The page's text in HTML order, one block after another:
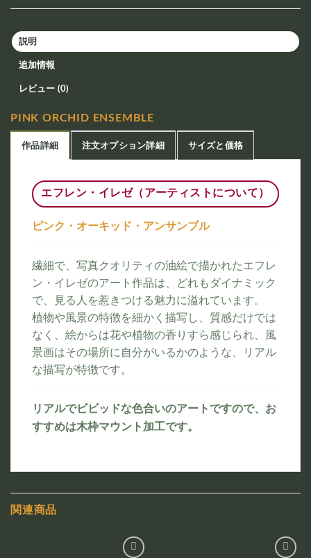
説明
追加情報
レビュー (0)
PINK ORCHID ENSEMBLE
作品詳細 注文オプション詳細 サイズと価格
エフレン・イレゼ（アーティストについて）
ピンク・オーキッド・アンサンブル
繊細で、写真クオリティの油絵で描かれたエフレ
ン・イレゼのアート作品は、どれもダイナミック
で、見る人を惹きつける魅力に溢れています。
植物や風景の特徴を細かく描写し、質感だけでは
なく、絵からは花や植物の香りすら感じられ、風
景画はその場所に自分がいるかのような、リアル
な描写が特徴です。
リアルでビビッドな色合いのアートですので、お
すすめは木枠マウント加工です。
関連商品